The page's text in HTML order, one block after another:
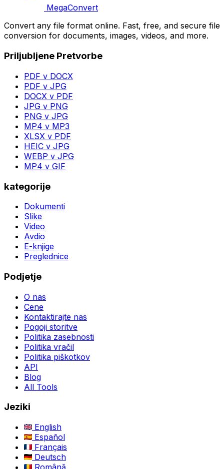
MegaConvert
Convert any file format online. Fast, free, and secure file
conversion for documents, images, videos, and more.
Priljubljene Pretvorbe
PDF v DOCX
PDF v JPG
DOCX v PDF
JPG v PNG
PNG v JPG
MP4 v MP3
XLSX v PDF
HEIC v JPG
WEBP v JPG
MP4 v GIF
kategorije
Dokumenti
Slike
Video
Avdio
E-knjige
Preglednice
Podjetje
O nas
Cene
Kontaktirajte nas
Pogoji storitve
Politika zasebnosti
Politika vračil
Politika piškotkov
API
Blog
All Tools
Jeziki
English
Español
Français
Deutsch